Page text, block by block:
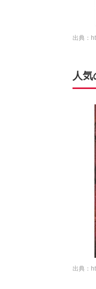
出典：
人
出典：